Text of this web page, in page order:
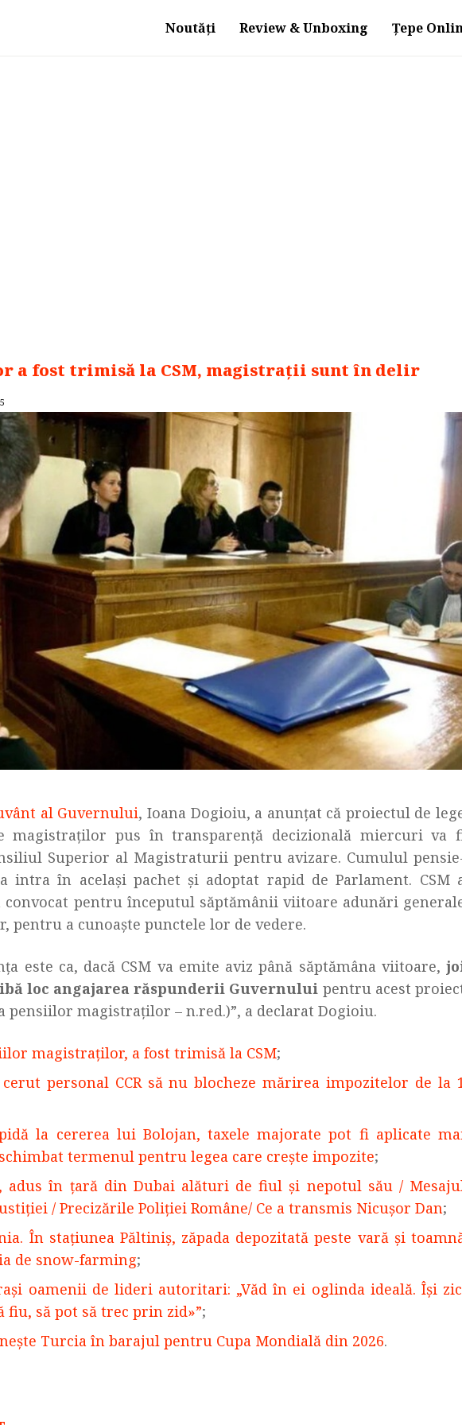
Noutăți Review & Unboxing Țepe
a fost trimisă la CSM, magistrații sunt în delir
al Guvernului, Ioana Dogioiu, a anunțat că proiectul de
magistraților pus în transparență decizională miercuri va
Superior al Magistraturii pentru avizare. Cumulul
intra în acelaşi pachet şi adoptat rapid de Parlament. CSM
convocat pentru începutul săptămânii viitoare adunări
pentru a cunoaște punctele lor de vedere.
este ca, dacă CSM va emite aviz până săptămâna viitoare,
loc angajarea răspunderii Guvernului pentru acest
pensiilor magistraţilor – n.red.)”, a declarat Dogioiu.
magistraților, a fost trimisă la CSM;
personal CCR să nu blocheze mărirea impozitelor de la
la cererea lui Bolojan, taxele majorate pot fi aplicate
schimbat termenul pentru legea care crește impozite;
adus în ţară din Dubai alături de fiul şi nepotul său /
/ Precizările Poliţiei Române/ Ce a transmis Nicuşor Dan;
În staţiunea Păltiniş, zăpada depozitată peste vară şi
de snow-farming;
oamenii de lideri autoritari: „Văd în ei oglinda ideală. Își
fiu, să pot să trec prin zid»”;
Turcia în barajul pentru Cupa Mondială din 2026.